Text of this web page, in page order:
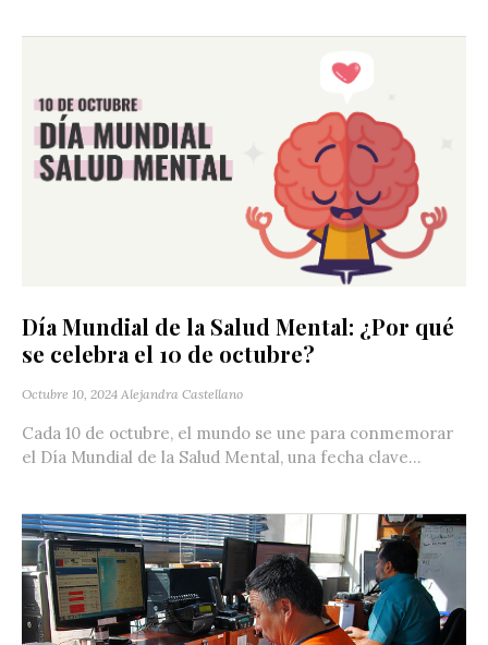
Día Mundial de la Salud Mental: ¿Por qué
se celebra el 10 de octubre?
Octubre 10, 2024 Alejandra Castellano
Cada 10 de octubre, el mundo se une para conmemorar
el Día Mundial de la Salud Mental, una fecha clave...